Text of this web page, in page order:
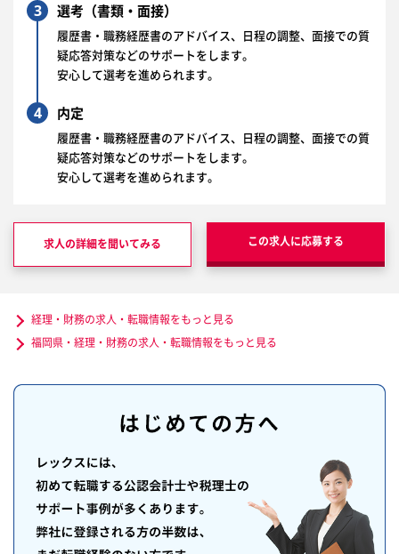
3 選考（書類・面接）
履歴書・職務経歴書のアドバイス、日程の調整、面接での質
疑応答対策などのサポートをします。
安心して選考を進められます。
4 内定
履歴書・職務経歴書のアドバイス、日程の調整、面接での質
疑応答対策などのサポートをします。
安心して選考を進められます。
求人の詳細を聞いてみる この求人に応募する
経理・財務の求人・転職情報をもっと見る
福岡県・経理・財務の求人・転職情報をもっと見る